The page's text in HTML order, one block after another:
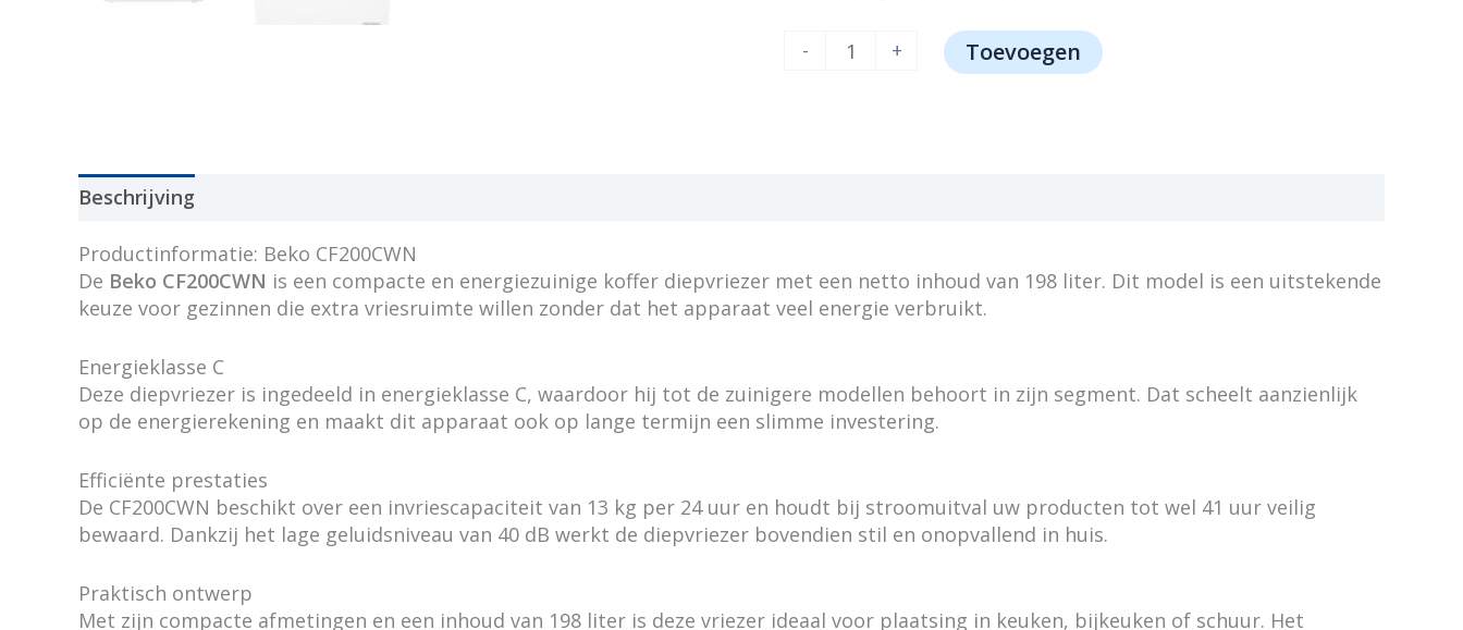
- + Toevoegen
Beschrijving
Productinformatie: Beko CF200CWN
De Beko CF200CWN is een compacte en energiezuinige koffer diepvriezer met een netto inhoud van 198 liter. Dit model is een uitstekende
keuze voor gezinnen die extra vriesruimte willen zonder dat het apparaat veel energie verbruikt.
Energieklasse C
Deze diepvriezer is ingedeeld in energieklasse C, waardoor hij tot de zuinigere modellen behoort in zijn segment. Dat scheelt aanzienlijk
op de energierekening en maakt dit apparaat ook op lange termijn een slimme investering.
Efficiënte prestaties
De CF200CWN beschikt over een invriescapaciteit van 13 kg per 24 uur en houdt bij stroomuitval uw producten tot wel 41 uur veilig
bewaard. Dankzij het lage geluidsniveau van 40 dB werkt de diepvriezer bovendien stil en onopvallend in huis.
Praktisch ontwerp
Met zijn compacte afmetingen en een inhoud van 198 liter is deze vriezer ideaal voor plaatsing in keuken, bijkeuken of schuur. Het